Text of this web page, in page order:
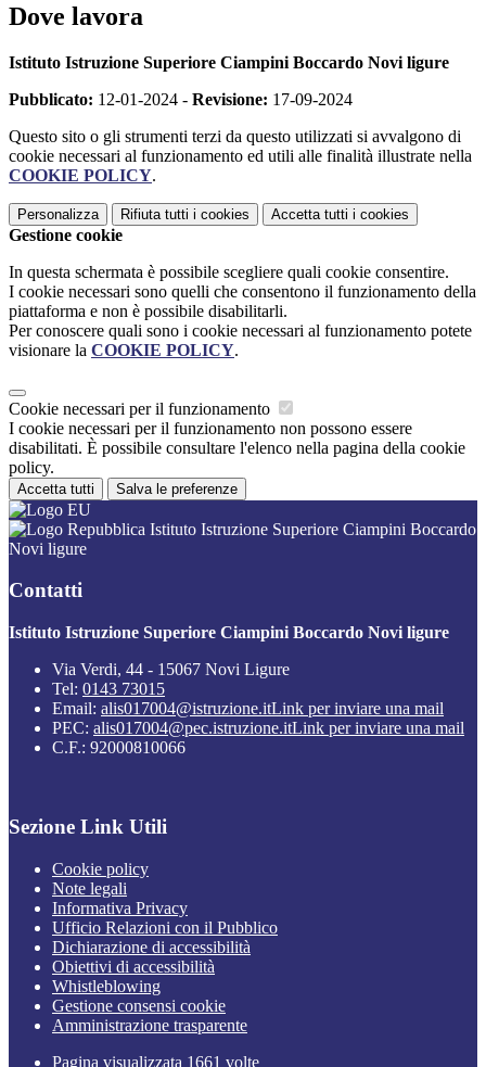
Dove lavora
Istituto Istruzione Superiore Ciampini Boccardo Novi ligure
Pubblicato: 12-01-2024 - Revisione: 17-09-2024
Questo sito o gli strumenti terzi da questo utilizzati si avvalgono di
cookie necessari al funzionamento ed utili alle finalità illustrate nella
COOKIE POLICY.
Personalizza Rifiuta tutti i cookies Accetta tutti i cookies
Gestione cookie
In questa schermata è possibile scegliere quali cookie consentire.
I cookie necessari sono quelli che consentono il funzionamento della
piattaforma e non è possibile disabilitarli.
Per conoscere quali sono i cookie necessari al funzionamento potete
visionare la COOKIE POLICY.
Cookie necessari per il funzionamento
I cookie necessari per il funzionamento non possono essere
disabilitati. È possibile consultare l'elenco nella pagina della cookie
policy.
Accetta tutti Salva le preferenze
Istituto Istruzione Superiore Ciampini Boccardo
Novi ligure
Contatti
Istituto Istruzione Superiore Ciampini Boccardo Novi ligure
Via Verdi, 44 - 15067 Novi Ligure
Tel: 0143 73015
Email: alis017004@istruzione.itLink per inviare una mail
PEC: alis017004@pec.istruzione.itLink per inviare una mail
C.F.: 92000810066
Sezione Link Utili
Cookie policy
Note legali
Informativa Privacy
Ufficio Relazioni con il Pubblico
Dichiarazione di accessibilità
Obiettivi di accessibilità
Whistleblowing
Gestione consensi cookie
Amministrazione trasparente
Pagina visualizzata 1661 volte